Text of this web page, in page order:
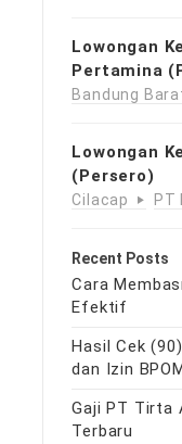
Lowongan
Pertamina
Bandung
Lowongan
(Persero)
Cilacap PT
Recent Posts
Cara
Efektif
Hasil Cek
dan Izin
Gaji PT Tirta
Terbaru